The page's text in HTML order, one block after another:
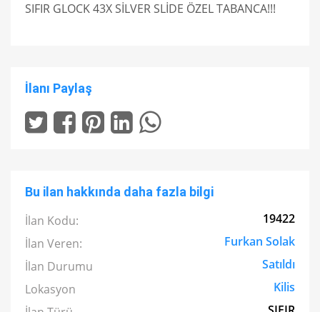
SIFIR GLOCK 43X SİLVER SLİDE ÖZEL TABANCA!!!
İlanı Paylaş
Bu ilan hakkında daha fazla bilgi
İlan Kodu:
19422
İlan Veren:
Furkan Solak
İlan Durumu
Satıldı
Lokasyon
Kilis